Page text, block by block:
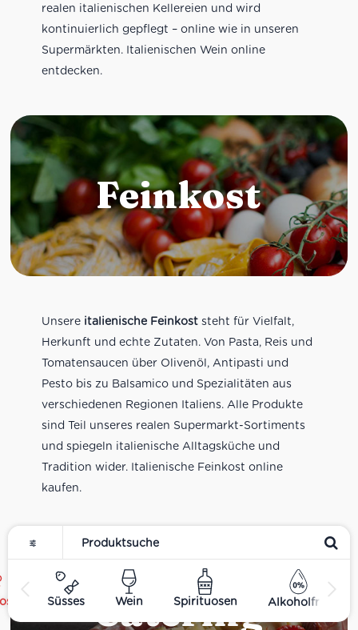
Süsses Wein Spirituosen Alkoholfrei
realen italienischen Kellereien und wird
kontinuierlich gepflegt – online wie in unseren
Supermärkten. Italienischen Wein online
entdecken.
Feinkost
Unsere italienische Feinkoststeht für Vielfalt,
Herkunft und echte Zutaten. Von Pasta, Reis und
Tomatensaucen über Olivenöl, Antipasti und
Pesto bis zu Balsamico und Spezialitäten aus
verschiedenen Regionen Italiens. Alle Produkte
sind Teil unseres realen Supermarkt-Sortiments
und spiegeln italienische Alltagsküche und
Tradition wider. Italienische Feinkost online
kaufen.
Catering